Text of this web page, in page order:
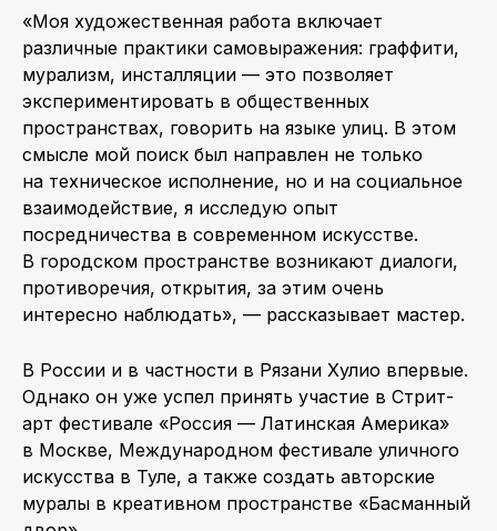
«Моя художественная работа включает
различные практики самовыражения: граффити,
мурализм, инсталляции — это позволяет
экспериментировать в общественных
пространствах, говорить на языке улиц. В этом
смысле мой поиск был направлен не только
на техническое исполнение, но и на социальное
взаимодействие, я исследую опыт
посредничества в современном искусстве.
В городском пространстве возникают диалоги,
противоречия, открытия, за этим очень
интересно наблюдать», — рассказывает мастер.
В России и в частности в Рязани Хулио впервые.
Однако он уже успел принять участие в Стрит-
арт фестивале «Россия — Латинская Америка»
в Москве, Международном фестивале уличного
искусства в Туле, а также создать авторские
муралы в креативном пространстве «Басманный